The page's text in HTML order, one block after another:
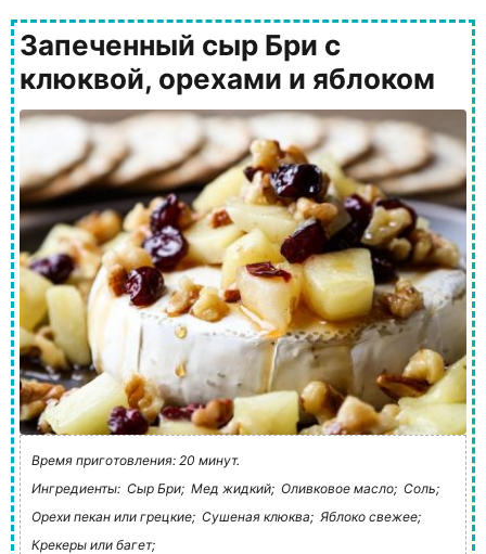
Запеченный сыр Бри с
клюквой, орехами и яблоком
Время приготовления: 20 минут.
Ингредиенты: Сыр Бри; Мед жидкий; Оливковое масло; Соль;
Орехи пекан или грецкие; Сушеная клюква; Яблоко свежее;
Крекеры или багет;